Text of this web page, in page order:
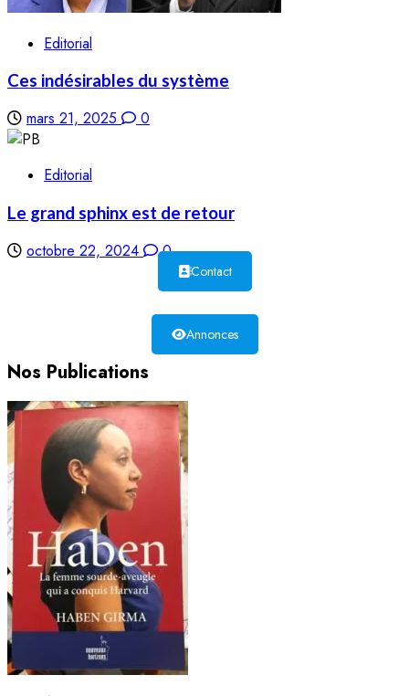
Editorial
Ces indésirables du système
mars 21, 2025 0
Editorial
Le grand sphinx est de retour
octobre 22, 2024 0
Contact
Annonces
Nos Publications